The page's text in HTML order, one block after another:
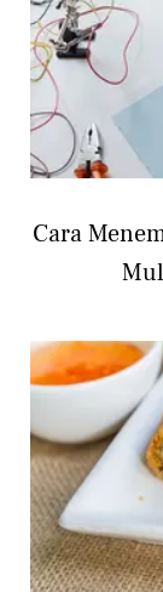
Cara